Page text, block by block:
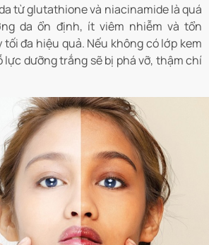
từ glutathione và niacinamide là quá
da ổn định, ít viêm nhiễm và tổn
đa hiệu quả. Nếu không có lớp kem
dưỡng trắng sẽ bị phá vỡ, thậm chí